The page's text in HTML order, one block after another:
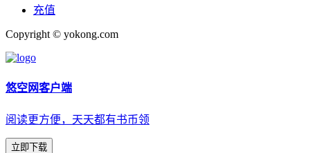
充值
Copyright © yokong.com
悠空网客户端
阅读更方便，天天都有书币领
立即下载